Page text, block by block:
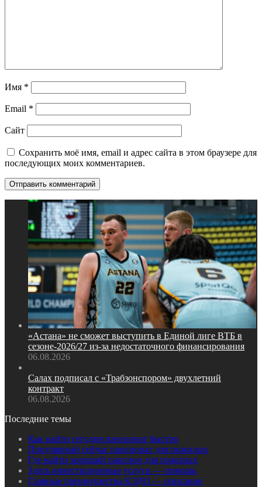
Имя *
Email *
Сайт
Сохранить моё имя, email и адрес сайта в этом браузере для
последующих моих комментариев.
«Астана» не сможет выступить в Единой лиге ВТБ в
сезоне‑2026/27 из‑за недостаточного финансирования
06.08.2026
Салах подписал с «Трабзонспором» двухлетний
контракт
06.08.2026
Последние темы
Как найти сегодня пансионат быстро
Популярный сейчас пансионат для пожилых
Где найти хороший пансион для пожилых
Здесь инвестиционные услуги — помощь
Главные преимущества КЭДО — описание